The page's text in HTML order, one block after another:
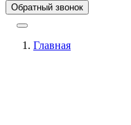
Обратный звонок
Главная